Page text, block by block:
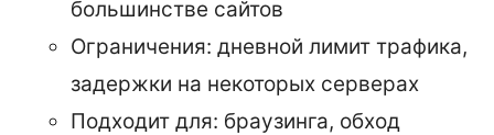
большинстве сайтов
Ограничения: дневной лимит трафика,
задержки на некоторых серверах
Подходит для: браузинга, обход